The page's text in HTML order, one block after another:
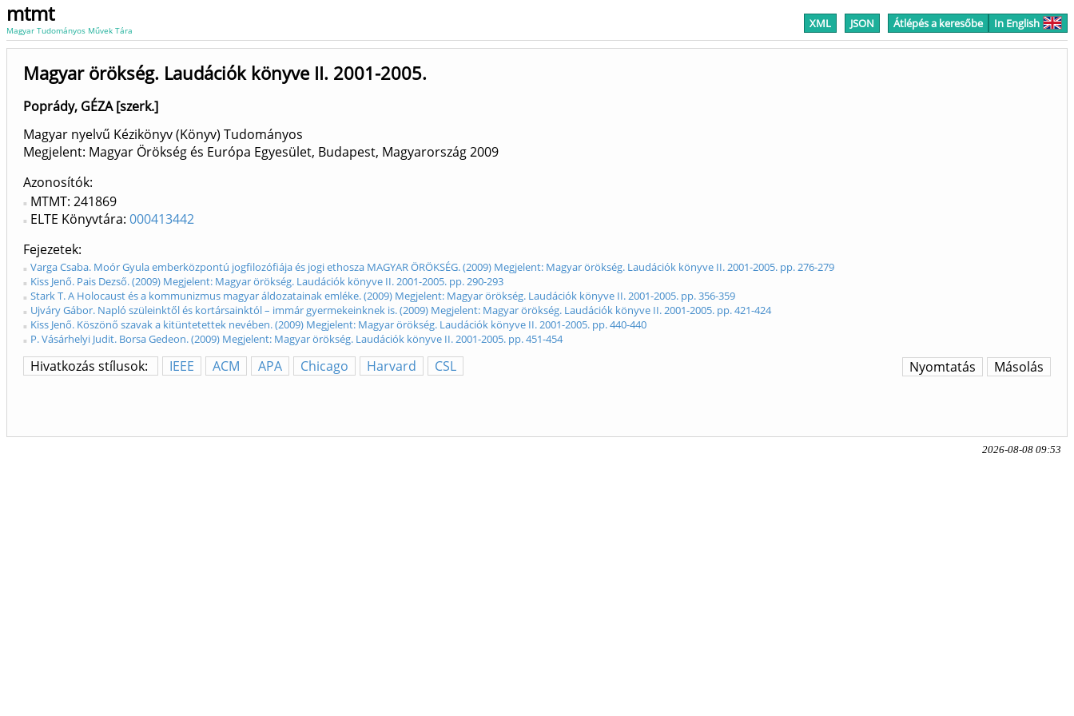
mtmt
Magyar Tudományos Művek Tára XML JSON Átlépés a keresőbe In English
Magyar örökség. Laudációk könyve II. 2001-2005.
Poprády, GÉZA [szerk.]
Magyar nyelvű Kézikönyv (Könyv) Tudományos
Megjelent: Magyar Örökség és Európa Egyesület, Budapest, Magyarország2009
Azonosítók
MTMT: 241869
ELTE Könyvtára: 000413442
Fejezetek
Varga Csaba. Moór Gyula emberközpontú jogfilozófiája és jogi ethosza MAGYAR ÖRÖKSÉG. (2009) Megjelent: Magyar örökség. Laudációk könyve II. 2001-2005. pp. 276-279
Kiss Jenő. Pais Dezső. (2009) Megjelent: Magyar örökség. Laudációk könyve II. 2001-2005. pp. 290-293
Stark T. A Holocaust és a kommunizmus magyar áldozatainak emléke. (2009) Megjelent: Magyar örökség. Laudációk könyve II. 2001-2005. pp. 356-359
Ujváry Gábor. Napló szüleinktől és kortársainktól – immár gyermekeinknek is. (2009) Megjelent: Magyar örökség. Laudációk könyve II. 2001-2005. pp. 421-424
Kiss Jenő. Köszönő szavak a kitüntetettek nevében. (2009) Megjelent: Magyar örökség. Laudációk könyve II. 2001-2005. pp. 440-440
P. Vásárhelyi Judit. Borsa Gedeon. (2009) Megjelent: Magyar örökség. Laudációk könyve II. 2001-2005. pp. 451-454
Hivatkozás stílusok: IEEE ACM APA Chicago Harvard CSL Másolás
Nyomtatás
2026-08-08 09:53